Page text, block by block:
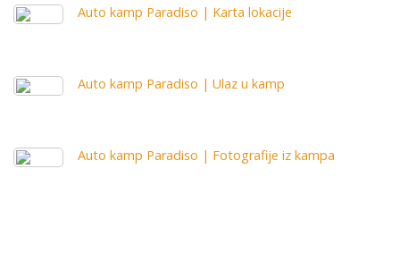
Auto kamp Paradiso | Karta lokacije
Auto kamp Paradiso | Ulaz u kamp
Auto kamp Paradiso | Fotografije iz kampa